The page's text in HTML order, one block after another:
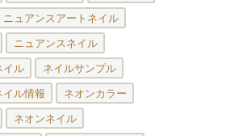
ニュアンスアートネイル
ニュアンスネイル
イル ネイルサンプル
イル情報 ネオンカラー
ネオンネイル